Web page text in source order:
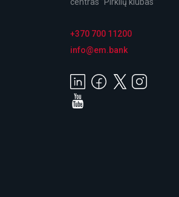
+370 700 11200
info@em.bank